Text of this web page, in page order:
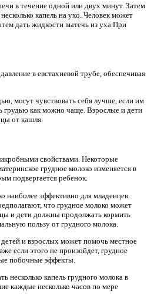
в течение одной или двух минут. Затем
капель на ухо. Человек может
дать жидкости вытечь из уха.При
в евстахиевой трубе, обеспечивая
могут чувствовать себя лучше, если им
как можно чаще. Взрослые и дети
от кашля.
свойствами. Некоторые
грудное молоко изменяется в
подвергается ребенок.
наиболее эффективно для младенцев.
что грудное молоко может
и дети должны продолжать кормить
пользу от грудного молока.
и взрослых может помочь местное
если этого не произойдет, грудное
побочные эффекты.
несколько капель грудного молока в
каждые несколько часов по мере